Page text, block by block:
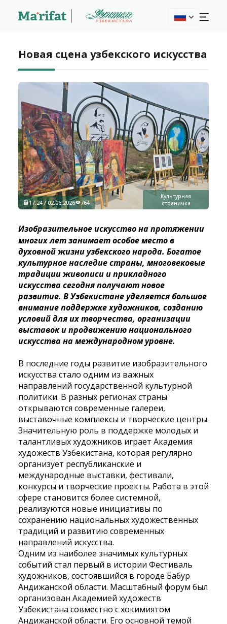
Новая сцена узбекского искусства
Культурная
страничка
17:24 / 02.06.2026 764
Изобразительное искусство на протяжении
многих лет занимает особое место в
духовной жизни узбекского народа. Богатое
культурное наследие страны, многовековые
традиции живописи и прикладного
искусства сегодня получают новое
развитие. В Узбекистане уделяется большое
внимание поддержке художников, созданию
условий для их творчества, организации
выставок и продвижению национального
искусства на международном уровне.
В последние годы развитие изобразительного
искусства стало одним из важных
направлений государственной культурной
политики. В разных регионах страны
открываются современные галереи,
выставочные комплексы и творческие центры.
Значительную роль в поддержке молодых и
талантливых художников играет Академия
художеств Узбекистана, которая регулярно
организует республиканские и
международные выставки, фестивали,
конкурсы и творческие проекты. Работа в этой
сфере становится более системной,
реализуются новые инициативы по
сохранению национальных художественных
традиций и развитию современных
направлений искусства.
Одним из наиболее значимых культурных
событий стал первый в истории Фестиваль
художников, состоявшийся в городе Бабур
Андижанской области. Масштабный форум был
организован Академией художеств
Узбекистана совместно с хокимиятом
Андижанской области. Его основной темой